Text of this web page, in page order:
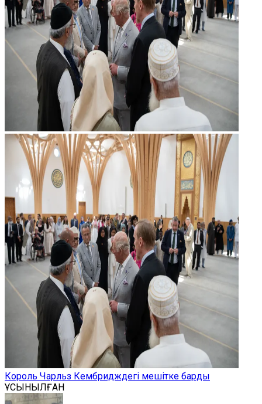
Король Чарльз Кембридждегі мешітке барды
ҰСЫНЫЛҒАН